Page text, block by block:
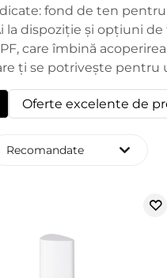
fond de ten
la dispoziție și opțiuni
care îmbină
ți se potrivește pentru
Oferte excelente de
Recomandate